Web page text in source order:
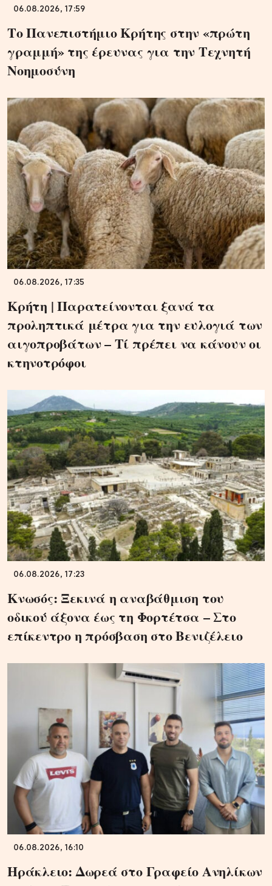
06.08.2026, 17:59
Το Πανεπιστήμιο Κρήτης στην «πρώτη
γραμμή» της έρευνας για την Τεχνητή
Νοημοσύνη
06.08.2026, 17:35
Κρήτη | Παρατείνονται ξανά τα
προληπτικά μέτρα για την ευλογιά των
αιγοπροβάτων – Τί πρέπει να κάνουν οι
κτηνοτρόφοι
06.08.2026, 17:23
Κνωσός: Ξεκινά η αναβάθμιση του
οδικού άξονα έως τη Φορτέτσα – Στο
επίκεντρο η πρόσβαση στο Βενιζέλειο
06.08.2026, 16:10
Ηράκλειο: Δωρεά στο Γραφείο Ανηλίκων